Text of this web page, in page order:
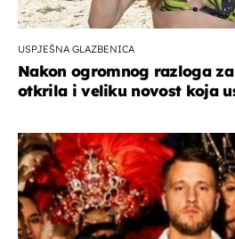
USPJEŠNA GLAZBENICA
Nakon ogromnog razloga
otkrila i veliku novost koja